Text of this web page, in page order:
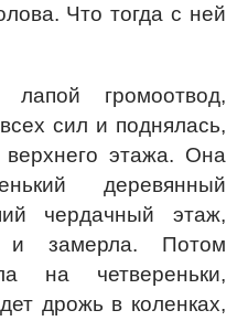
Что тогда с ней
громоотвод,
сил и поднялась,
этажа. Она
деревянный
чердачный этаж,
и замерла. Потом
на четвереньки,
дрожь в коленках,